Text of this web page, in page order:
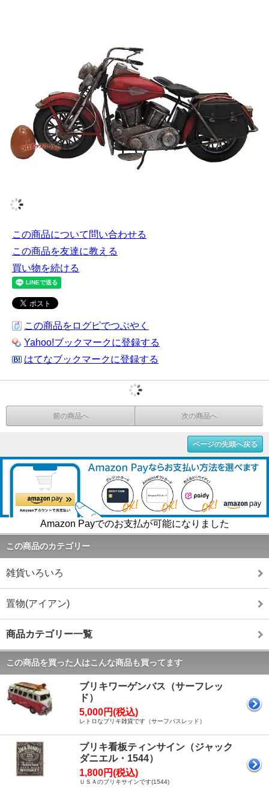
この商品について問い合わせる
この商品を友達に教える
買い物を続ける
この商品をログピでつぶやく
Yahoo!ブックマークに登録する
はてなブックマークに登録する
前の商品へ 次の商品へ
ページの先頭へ戻る
Amazon Payでのお支払が可能になりました
この商品のカテゴリー
雑貨いろいろ
置物(アイアン)
商品カテゴリー一覧
この商品を買った人はこんな商品も買ってます
ブリキワーゲンバス（サーフレッ
ド）
5,000円(税込)
レトロなブリキ雑貨です（サーフバスレッド）
ブリキ看板ティンサイン（ジャック
ダニエル・1544）
1,800円(税込)
ＵＳＡのブリキサインです(1544)